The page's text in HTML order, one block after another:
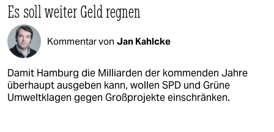
Es soll weiter Geld regnen
Kommentar von Jan Kahlcke
Damit Hamburg die Milliarden der kommenden Jahre
überhaupt ausgeben kann, wollen SPD und Grüne
Umweltklagen gegen Großprojekte einschränken.